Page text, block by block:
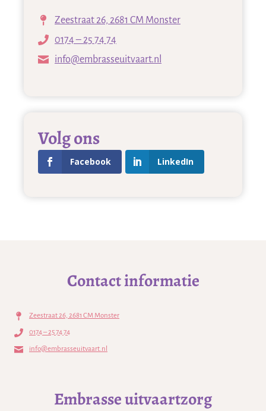
Zeestraat 26, 2681 CM Monster
0174 – 25 74 74
info@embrasseuitvaart.nl
Volg ons
Facebook LinkedIn
Contact informatie
Zeestraat 26, 2681 CM Monster
0174 – 25 74 74
info@embrasseuitvaart.nl
Embrasse uitvaartzorg